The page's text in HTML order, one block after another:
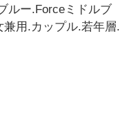
ルー.Forceミドルブ
兼用.カップル.若年層.